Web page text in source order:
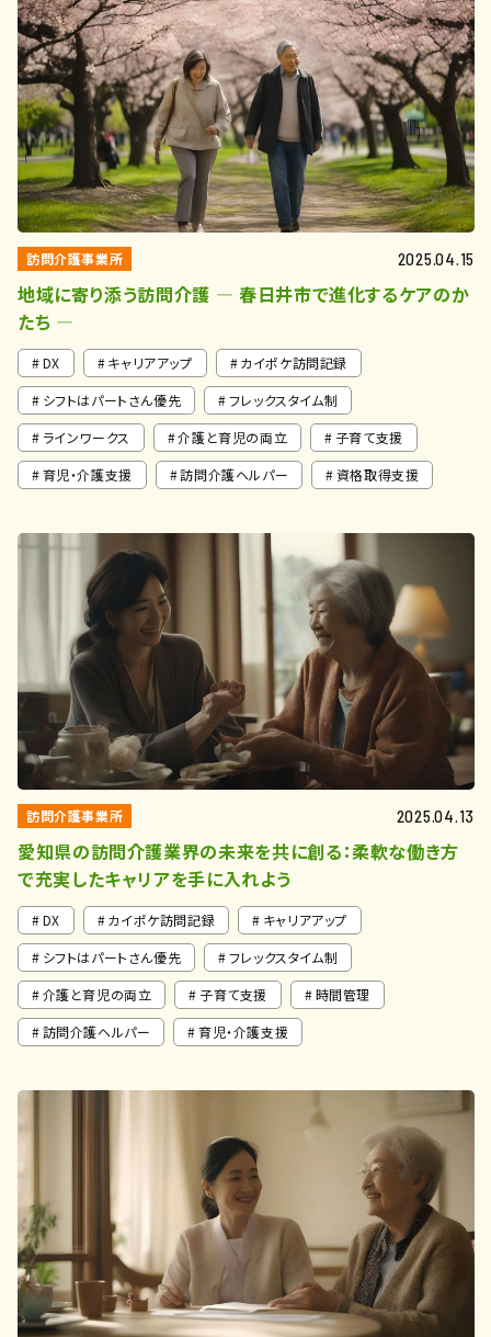
訪問介護事業所 2025.04.15
地域に寄り添う訪問介護 ― 春日井市で進化するケアのか
たち ―
DX キャリアアップ
カイポケ訪問記録
シフトはパートさん優先
フレックスタイム制
ラインワークス
介護と育児の両立
子育て支援
育児・介護支援
訪問介護ヘルパー 資格取得支援
訪問介護事業所 2025.04.13
愛知県の訪問介護業界の未来を共に創る：柔軟な働き方
で充実したキャリアを手に入れよう
DX カイポケ訪問記録
キャリアアップ
シフトはパートさん優先
フレックスタイム制
介護と育児の両立
子育て支援
時間管理
訪問介護ヘルパー
育児・介護支援